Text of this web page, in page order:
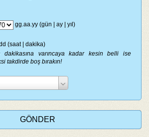
gg.aa.yy (gün | ay | yıl)
(saat | dakika)
varıncaya kadar kesin belli ise
takdirde boş bırakın!